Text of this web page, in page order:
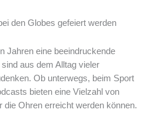
den Globes gefeiert werden
Jahren eine beeindruckende
aus dem Alltag vieler
Ob unterwegs, beim Sport
bieten eine Vielzahl von
die Ohren erreicht werden können.